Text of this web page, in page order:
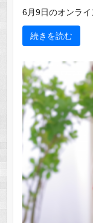
6月9日のオンラ
続きを読む